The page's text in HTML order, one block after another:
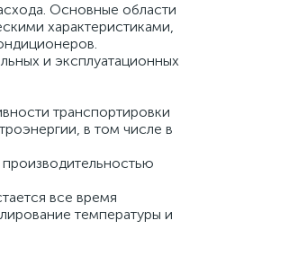
Основные области
характеристиками,
и эксплуатационных
транспортировки
в том числе в
все время
температуры и